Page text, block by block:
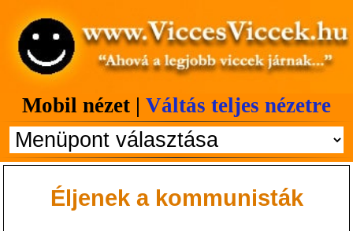
Mobil nézet | Váltás teljes nézetre
Éljenek a kommunisták